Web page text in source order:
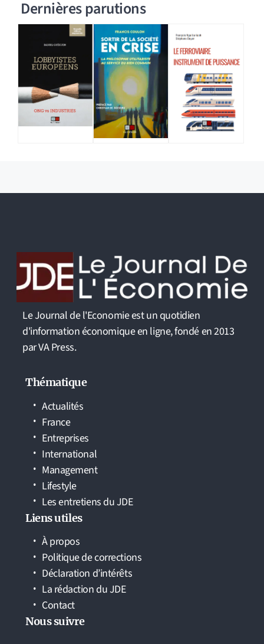
Dernières parutions
Le Journal de l'Economie est un quotidien
d'information économique en ligne, fondé en 2013
par VA Press.
Thématique
Actualités
France
Entreprises
International
Management
Lifestyle
Les entretiens du JDE
Liens utiles
À propos
Politique de corrections
Déclaration d’intérêts
La rédaction du JDE
Contact
Nous suivre